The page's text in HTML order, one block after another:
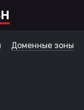
H
Доменные зоны